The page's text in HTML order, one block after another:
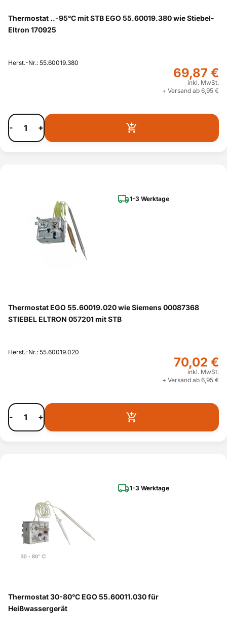
Thermostat ..-95°C mit STB EGO 55.60019.380 wie Stiebel-
Eltron 170925
Herst.-Nr.: 55.60019.380
69,87 €
inkl. MwSt.
+ Versand ab 6,95 €
- +
1-3 Werktage
Thermostat EGO 55.60019.020 wie Siemens 00087368
STIEBEL ELTRON 057201 mit STB
Herst.-Nr.: 55.60019.020
70,02 €
inkl. MwSt.
+ Versand ab 6,95 €
- +
1-3 Werktage
Thermostat 30-80°C EGO 55.60011.030 für
Heißwassergerät